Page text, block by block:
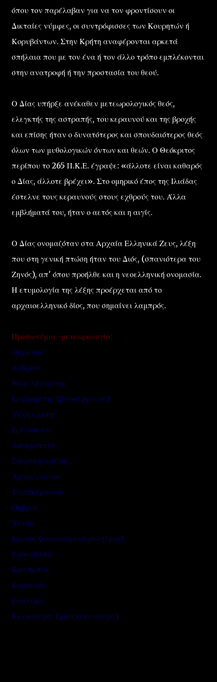
όπου τον παρέλαβαν για να τον φροντίσουν οι
Δικταίες νύμφες, οι συντρόφισσες των Κουρητών ή
Κορυβάντων. Στην Κρήτη αναφέρονται αρκετά
σπήλαια που με τον ένα ή τον άλλο τρόπο εμπλέκονται
στην ανατροφή ή την προστασία του θεού.
Ο Δίας υπήρξε ανέκαθεν μετεωρολογικός θεός,
ελεγκτής της αστραπής, του κεραυνού και της βροχής
και επίσης ήταν ο δυνατότερος και σπουδαιότερος θεός
όλων των μυθολογικών όντων και θεών. Ο Θεόκριτος
περίπου το 265 Π.Κ.Ε. έγραψε: «άλλοτε είναι καθαρός
ο Δίας, άλλοτε βρέχει». Στο ομηρικό έπος της Ιλιάδας
έστελνε τους κεραυνούς στους εχθρούς του. Άλλα
εμβλήματά του, ήταν ο αετός και η αιγίς.
Ο Δίας ονομαζόταν στα Αρχαία Ελληνικά Ζευς, λέξη
που στη γενική πτώση ήταν του Διός, (σπανιότερα του
Ζηνός), απ' όπου προήλθε και η νεοελληνική ονομασία.
Η ετυμολογία της λέξης προέρχεται από το
αρχαιοελληνικό δίος, που σημαίνει λαμπρός.
Προσωνύμια -μετεωρολογία:
Ουράνιος
Αιθέριος
Νεφεληγερέτης
Εριβρεμέτης (βαριά βροντή)
Υψιβρεμέτης
Ερίγδουπος
Αστεροπητής
Στεροπηγερέτης
Αργικέραυνος
Τερπικέραυνος
Όμβριος
Υέτιος
Ικμαίος (καλοκαιρινά μελτέμια)
Καταιβάτης
Καππώτας
Κεραυνός
Ευάνεμος
Κελαινεφής (μαύρα σύννεφα)